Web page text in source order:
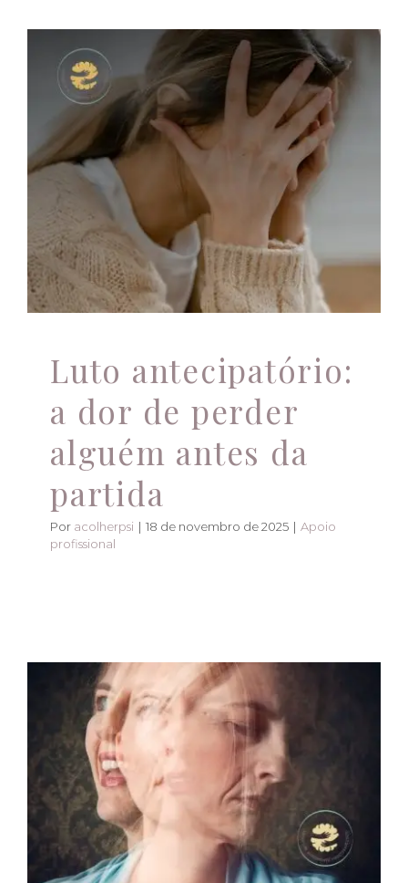
Luto antecipatório: a
dor de perder alguém
antes da partida
Apoio profissional
Luto antecipatório:
a dor de perder
alguém antes da
partida
Por acolherpsi | 18 de novembro de 2025 | Apoio
profissional
Transtornos de humor:
identificação e
manejo na vida
cotidiana
Apoio profissional